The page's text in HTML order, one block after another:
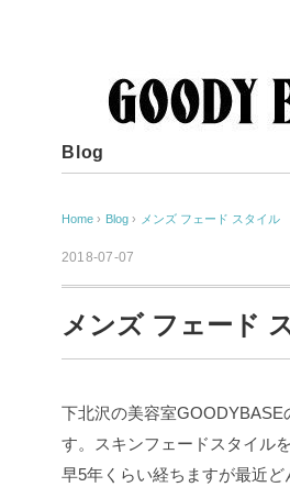
Blog
Home › Blog › メンズ フェード スタイル
2018-07-07
メンズ フェード
下北沢の美容室GOODYBASE
す。スキンフェードスタイル
早5年くらい経ちますが最近ど